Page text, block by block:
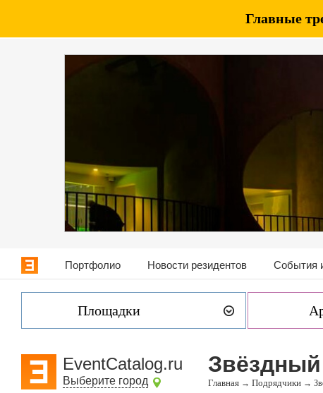
Главные
Портфолио Новости резидентов События
Площадки
EventCatalog.ru
Выберите город Главная → Подрядчики →